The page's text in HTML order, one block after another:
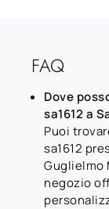
FAQ
Dove
sa1612 a
Puoi
sa1612
Guglielmo
negozio